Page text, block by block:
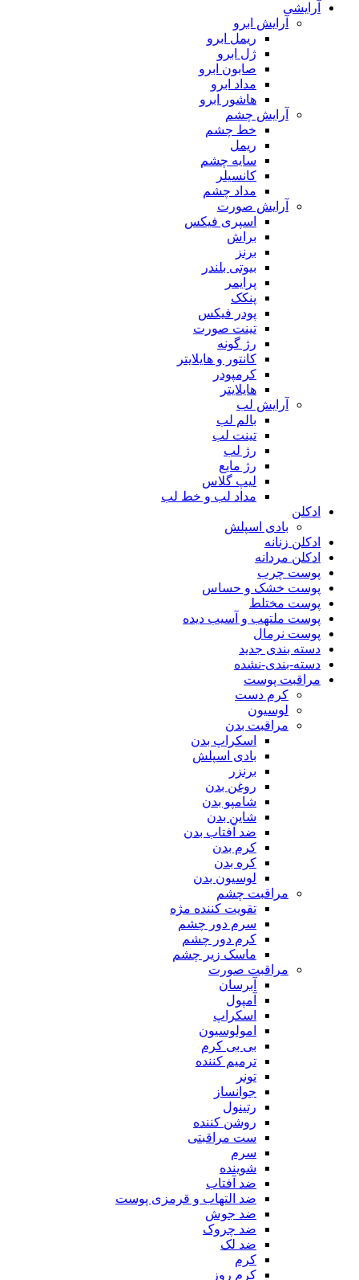
آرایشی
آرایش ابرو
ریمل ابرو
ژل ابرو
صابون ابرو
مداد ابرو
هاشور ابرو
آرایش چشم
خط چشم
ریمل
سایه چشم
کانسیلر
مداد چشم
آرایش صورت
اسپری فیکس
براش
برنز
بیوتی بلندر
پرایمر
پنکک
پودر فیکس
تینت صورت
رژ گونه
کانتور و هایلایتر
کرمپودر
هایلایتر
آرایش لب
بالم لب
تینت لب
رژ لب
رژ مایع
لیپ گلاس
مداد لب و خط لب
ادکلن
بادی اسپلش
ادکلن زنانه
ادکلن مردانه
پوست چرب
پوست خشک و حساس
پوست مختلط
پوست ملتهب و آسیب دیده
پوست نرمال
دسته بندی جدید
دسته-بندی-نشده
مراقبت پوست
کرم دست
لوسیون
مراقبت بدن
اسکراپ بدن
بادی اسپلش
برنزر
روغن بدن
شامپو بدن
شاین بدن
ضد آفتاب بدن
کرم بدن
کره بدن
لوسیون بدن
مراقبت چشم
تقویت کننده مژه
سرم دور چشم
کرم دور چشم
ماسک زیر چشم
مراقبت صورت
آبرسان
آمپول
اسکراپ
امولوسیون
بی بی کرم
ترمیم کننده
تونر
جوانساز
رتینول
روشن کننده
ست مراقبتی
سرم
شوینده
ضد آفتاب
ضد التهاب و قرمزی پوست
‌ضد جوش
ضد چروک
ضد لک
کرم
کرم روز